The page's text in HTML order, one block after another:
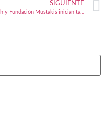
SIGUIENTE
UACh y Fundación Mustakis inician talleres 2026 de ciencia y tecnología en Puerto Montt